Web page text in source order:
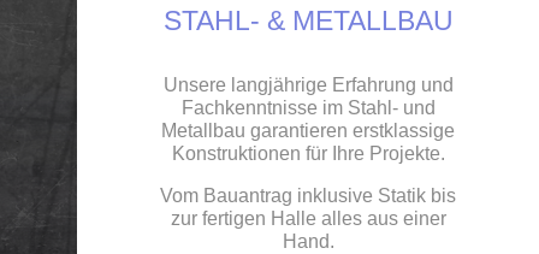
STAHL- & METALLBAU
Unsere langjährige Erfahrung und
Fachkenntnisse im Stahl- und
Metallbau garantieren erstklassige
Konstruktionen für Ihre Projekte.
Vom Bauantrag inklusive Statik bis
zur fertigen Halle alles aus einer
Hand.